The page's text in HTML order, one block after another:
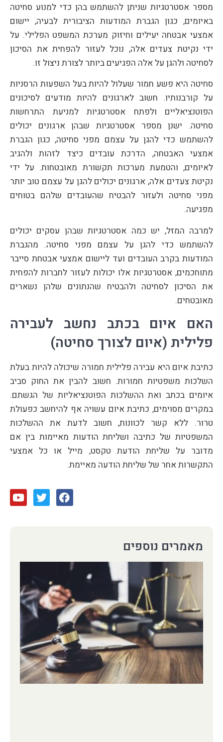
מספר אסטרטגיות שניתן להשתמש בהן כדי למנוע סחיטה
באיומים, כגון הגברת המודעות הציבורית לבעיה, יישום
אמצעי אבטחה יעילים וחיזוק מערכת המשפט הפלילי. על
ידי נקיטת צעדים אלה, נוכל לעזור להפחית את הסיכון
לסחיטה ולהגן על אלה הפגיעים ביותר לצורת ניצול זו.
סחיטה היא פשע חמור שעלול להיות בעל השפעות הרסניות
על קורבנותיו. חשוב לארגונים להיות מודעים לסיכונים
הפוטנציאליים ולפתח אסטרטגיות למניעת התרחשות
סחיטה. ישנן מספר אסטרטגיות שבהן ארגונים יכולים
להשתמש כדי להגן על עצמם מפני סחיטה, כגון הגברת
אמצעי האבטחה, הדרכת עובדים כיצד לזהות ולהגיב
לאיומים, והטמעת מערכות תקשורת מאובטחות. על ידי
נקיטת צעדים אלה, ארגונים יכולים להגן על עצמם טוב יותר
מפני סחיטה ולעזור להבטיח שהעובדים שלהם בטוחים
מפגיעה.
למרבה המזל, יש כמה אסטרטגיות שבהן עסקים יכולים
להשתמש כדי להגן על עצמם מפני סחיטה. מהגברת
המודעות בקרב העובדים ועד ליישום אמצעי אבטחת סייבר
מתוחכמים, אסטרטגיות אלו יכולות לעזור לחברות להפחית
את הסיכון לסחיטה ולהבטיח שהנתונים שלהן נשארים
מאובטחים.
האם איום בכתב נחשב לעבירה
פלילית (איום לצורך סחיטה)
כתיבת איום היא עבירה פלילית חמורה שיכולה להיות בעלת
השלכות משפטיות חמורות. חשוב להבין את החוק סביב
איומים בכתב ואת ההשלכות הפוטנציאליות של הגשתם.
במקרים מסוימים, כתיבת איום עשויה אף להיחשב כפעולת
טרור. ללא קשר לכוונות, חשוב לדעת את ההשלכות
המשפטיות של כתיבה ושליחת הודעות מאיימות בין אם
מדובר על שליחת הודעת טקסט, מייל או כל אמצעי
התקשרות אחר של שליחת הודעה מאיימת.
מאמרים נוספים